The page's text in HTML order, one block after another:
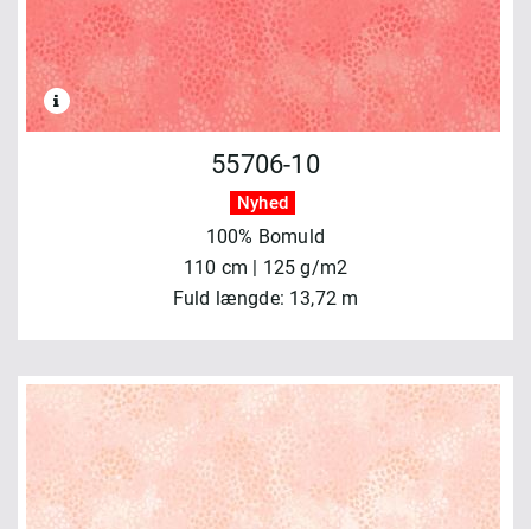
55706-10
Nyhed
100% Bomuld
110 cm | 125 g/m2
Fuld længde: 13,72 m